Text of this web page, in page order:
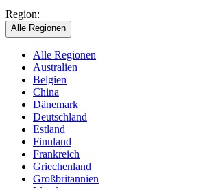
Region:
Alle Regionen
Alle Regionen
Australien
Belgien
China
Dänemark
Deutschland
Estland
Finnland
Frankreich
Griechenland
Großbritannien